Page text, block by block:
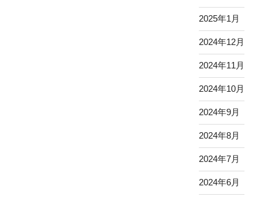
2025年1月
2024年12月
2024年11月
2024年10月
2024年9月
2024年8月
2024年7月
2024年6月